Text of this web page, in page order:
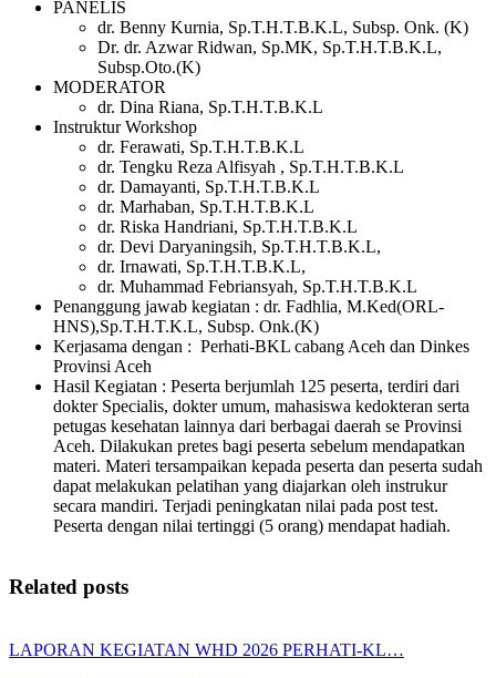
PANELIS
dr. Benny Kurnia, Sp.T.H.T.B.K.L, Subsp. Onk. (K)
Dr. dr. Azwar Ridwan, Sp.MK, Sp.T.H.T.B.K.L,
Subsp.Oto.(K)
MODERATOR
dr. Dina Riana, Sp.T.H.T.B.K.L
Instruktur Workshop
dr. Ferawati, Sp.T.H.T.B.K.L
dr. Tengku Reza Alfisyah , Sp.T.H.T.B.K.L
dr. Damayanti, Sp.T.H.T.B.K.L
dr. Marhaban, Sp.T.H.T.B.K.L
dr. Riska Handriani, Sp.T.H.T.B.K.L
dr. Devi Daryaningsih, Sp.T.H.T.B.K.L,
dr. Irnawati, Sp.T.H.T.B.K.L,
dr. Muhammad Febriansyah, Sp.T.H.T.B.K.L
Penanggung jawab kegiatan : dr. Fadhlia, M.Ked(ORL-
HNS),Sp.T.H.T.K.L, Subsp. Onk.(K)
Kerjasama dengan : Perhati-BKL cabang Aceh dan Dinkes
Provinsi Aceh
Hasil Kegiatan : Peserta berjumlah 125 peserta, terdiri dari
dokter Specialis, dokter umum, mahasiswa kedokteran serta
petugas kesehatan lainnya dari berbagai daerah se Provinsi
Aceh. Dilakukan pretes bagi peserta sebelum mendapatkan
materi. Materi tersampaikan kepada peserta dan peserta sudah
dapat melakukan pelatihan yang diajarkan oleh instrukur
secara mandiri. Terjadi peningkatan nilai pada post test.
Peserta dengan nilai tertinggi (5 orang) mendapat hadiah.
Related posts
LAPORAN KEGIATAN WHD 2026 PERHATI-KL…